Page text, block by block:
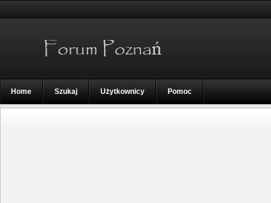
Home Szukaj Użytkownicy Pomoc